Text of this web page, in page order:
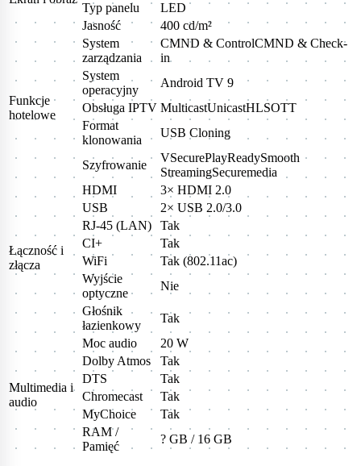
Typ panelu
LED
Jasność
400 cd/m²
Funkcje
hotelowe
System
zarządzania
CMND & ControlCMND & Check-
in
System
operacyjny
Android TV 9
Obsługa IPTV MulticastUnicastHLSOTT
Format
klonowania
USB Cloning
Szyfrowanie
VSecurePlayReadySmooth
StreamingSecuremedia
Łączność i
złącza
HDMI
3× HDMI 2.0
USB
2× USB 2.0/3.0
RJ-45 (LAN)
Tak
CI+
Tak
WiFi
Tak (802.11ac)
Wyjście
optyczne
Nie
Głośnik
łazienkowy
Tak
Multimedia i
audio
Moc audio
20 W
Dolby Atmos
Tak
DTS
Tak
Chromecast
Tak
MyChoice
Tak
RAM /
Pamięć
? GB / 16 GB